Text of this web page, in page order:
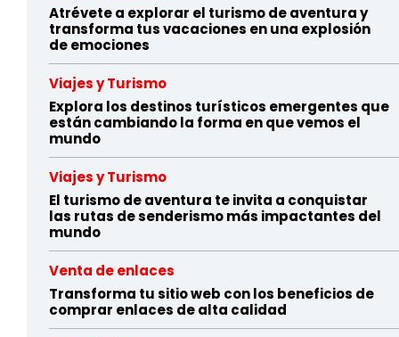
Atrévete a explorar el turismo de aventura y
transforma tus vacaciones en una explosión
de emociones
Viajes y Turismo
Explora los destinos turísticos emergentes que
están cambiando la forma en que vemos el
mundo
Viajes y Turismo
El turismo de aventura te invita a conquistar
las rutas de senderismo más impactantes del
mundo
Venta de enlaces
Transforma tu sitio web con los beneficios de
comprar enlaces de alta calidad